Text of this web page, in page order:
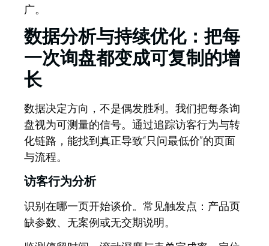
广。
数据分析与持续优化：把每
一次询盘都变成可复制的增
长
数据决定方向，不是偶发胜利。 我们把每条询
盘视为可测量的信号。通过追踪访客行为与转
化链路，能找到真正导致“只问最低价”的页面
与流程。
访客行为分析
识别在哪一页开始谈价。常见触发点：产品页
缺参数、无案例或无交期说明。